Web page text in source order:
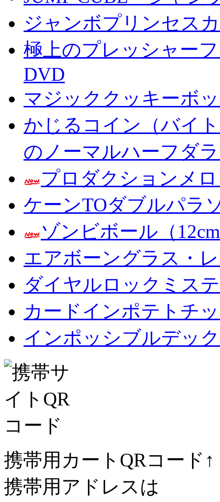
ジャンボプリンセス
極上のプレッシャー
DVD
マジッククッキーボ
かじるコイン（バイ
のノーマルハーフダ
プロダクションメ
ケーンTOダブルパラ
ゾンビボール（
エアボーングラス・
ダイヤルロックミス
カードインポテトチ
インポッシブルデック
携帯用カートQRコード↑
携帯用アドレスは